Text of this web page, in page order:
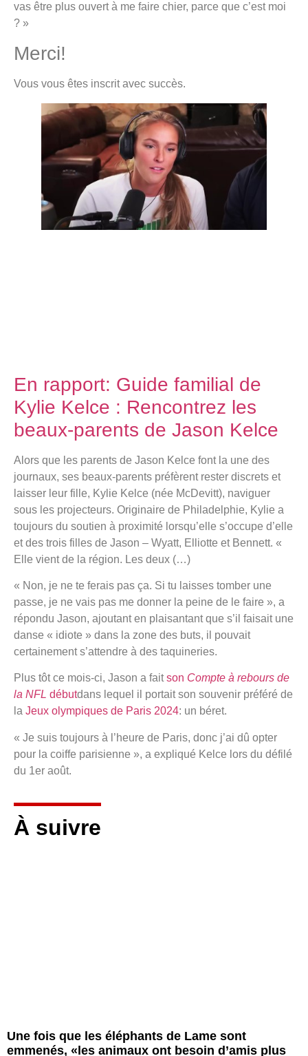
vas être plus ouvert à me faire chier, parce que c’est moi
? »
Merci!
Vous vous êtes inscrit avec succès.
En rapport: Guide familial de
Kylie Kelce : Rencontrez les
beaux-parents de Jason Kelce
Alors que les parents de Jason Kelce font la une des
journaux, ses beaux-parents préfèrent rester discrets et
laisser leur fille, Kylie Kelce (née McDevitt), naviguer
sous les projecteurs. Originaire de Philadelphie, Kylie a
toujours du soutien à proximité lorsqu’elle s’occupe d’elle
et des trois filles de Jason – Wyatt, Elliotte et Bennett. «
Elle vient de la région. Les deux (…)
« Non, je ne te ferais pas ça. Si tu laisses tomber une
passe, je ne vais pas me donner la peine de le faire », a
répondu Jason, ajoutant en plaisantant que s’il faisait une
danse « idiote » dans la zone des buts, il pouvait
certainement s’attendre à des taquineries.
Plus tôt ce mois-ci, Jason a faitson Compte à rebours de
la NFL débutdans lequel il portait son souvenir préféré de
la Jeux olympiques de Paris 2024: un béret.
« Je suis toujours à l’heure de Paris, donc j’ai dû opter
pour la coiffe parisienne », a expliqué Kelce lors du défilé
du 1er août.
À suivre
Une fois que les éléphants de Lame sont
emmenés, «les animaux ont besoin d’amis plus